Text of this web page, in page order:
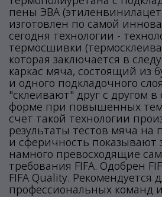
пены ЭВА
изготовлен по самой
сегодня технологии -
термосшивки
которая заключается в
каркас мяча, состоящий из
и одного подкладочного
"склеивают" друг с другом
форме при повышенных
счет такой технологии
результаты тестов мяча на
и сферичность показывают
намного превосходящие
требования FIFA. Одобрен
FIFA Quality. Рекомендуется
профессиональных команд